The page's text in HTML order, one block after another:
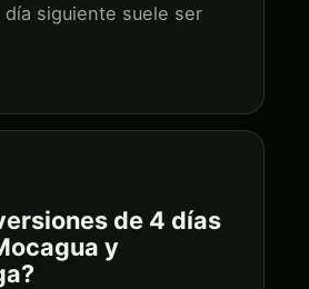
día siguiente suele ser
de 4 días
y